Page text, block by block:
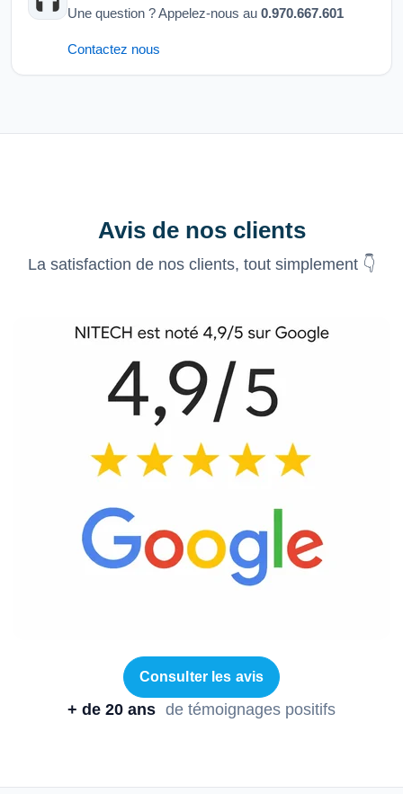
Une question ? Appelez-nous au 0.970.667.601
Contactez nous
Avis de nos clients
La satisfaction de nos clients, tout simplement 👇
Consulter les avis
+ de 20 ans de témoignages positifs